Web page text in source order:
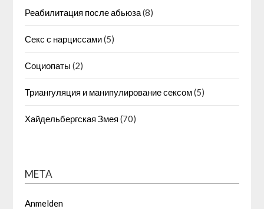
Реабилитация после абьюза(8)
Секс с нарциссами(5)
Социопаты (2)
Триангуляция и манипулирование сексом(5)
Хайдельбергская Змея (70)
META
Anmelden